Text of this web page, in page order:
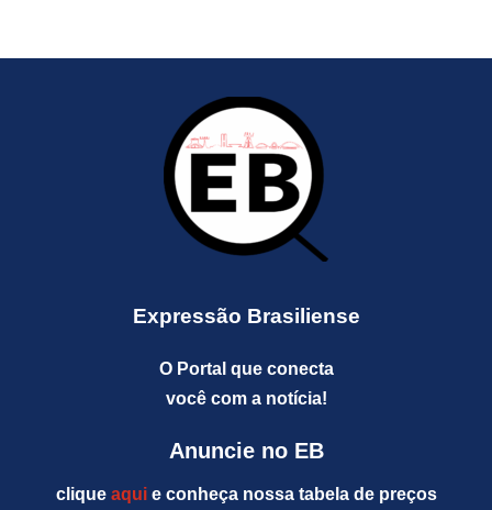
Expressão Brasiliense
O Portal que conecta
você com a notícia!
Anuncie no EB
clique aquie conheça nossa tabela de preços